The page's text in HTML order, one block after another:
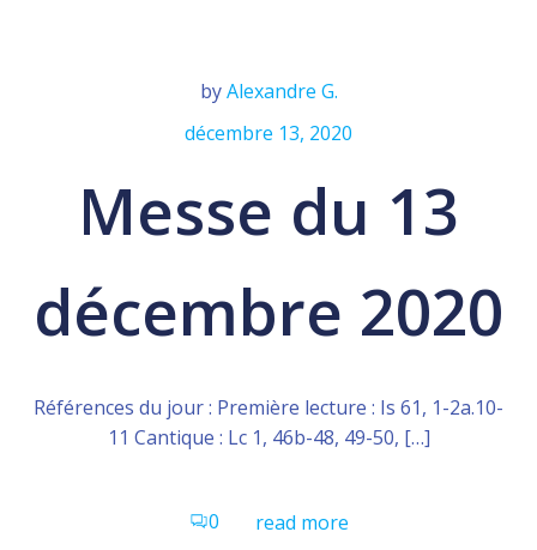
byAlexandre G.
décembre 13, 2020
Messe du 13
décembre 2020
Références du jour : Première lecture : Is 61, 1-2a.10-
11 Cantique : Lc 1, 46b-48, 49-50, […]
0 read more